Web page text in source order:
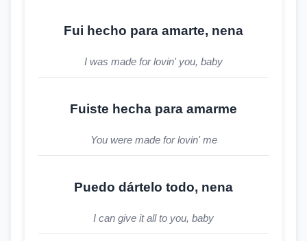
Fui hecho para amarte, nena
I was made for lovin' you, baby
Fuiste hecha para amarme
You were made for lovin' me
Puedo dártelo todo, nena
I can give it all to you, baby